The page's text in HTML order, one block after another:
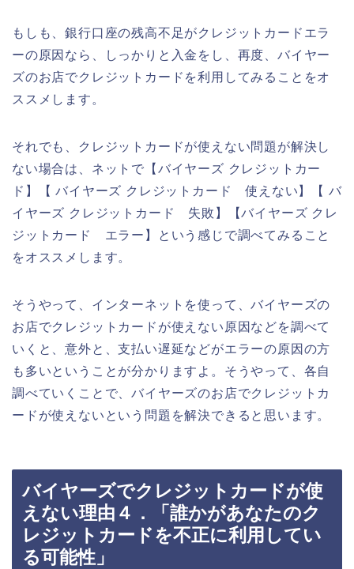
もしも、銀行口座の残高不足がクレジットカードエラ
ーの原因なら、しっかりと入金をし、再度、バイヤー
ズのお店でクレジットカードを利用してみることをオ
ススメします。
それでも、クレジットカードが使えない問題が解決し
ない場合は、ネットで【バイヤーズ クレジットカー
ド】【 バイヤーズ クレジットカード 使えない】【 バ
イヤーズ クレジットカード 失敗】【バイヤーズ クレ
ジットカード エラー】という感じで調べてみること
をオススメします。
そうやって、インターネットを使って、バイヤーズの
お店でクレジットカードが使えない原因などを調べて
いくと、意外と、支払い遅延などがエラーの原因の方
も多いということが分かりますよ。そうやって、各自
調べていくことで、バイヤーズのお店でクレジットカ
ードが使えないという問題を解決できると思います。
バイヤーズでクレジットカードが使
えない理由４．「誰かがあなたのク
レジットカードを不正に利用してい
る可能性」